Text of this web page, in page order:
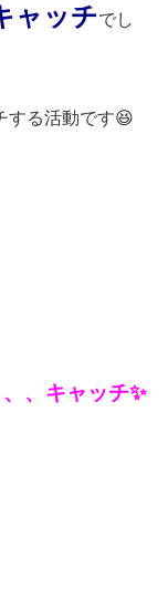
ャッチでし
する活動です😆
、キャッチ✨